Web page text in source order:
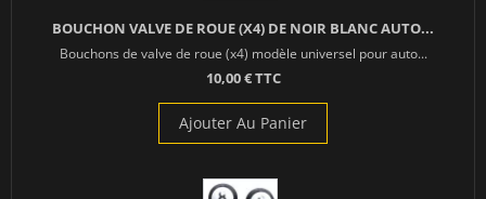
BOUCHON VALVE DE ROUE (X4) DE NOIR BLANC AUTO...
Bouchons de valve de roue (x4) modèle universel pour auto...
10,00 € TTC
Ajouter Au Panier